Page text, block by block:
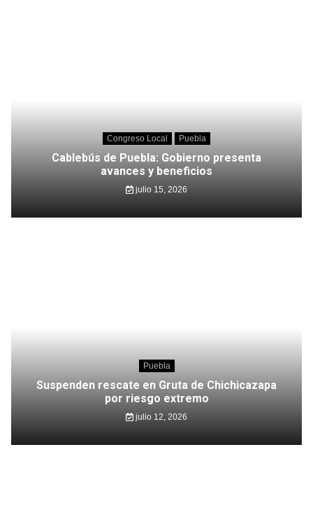
Congreso Local Puebla
Cablebús de Puebla: Gobierno presenta
avances y beneficios
julio 15, 2026
Puebla
Suspenden rescate en Gruta de Chichicazapa
por riesgo extremo
julio 12, 2026